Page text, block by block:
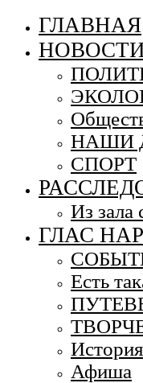
ГЛАВНАЯ
НАШИ
СПОРТ
Из зала
ГЛАС
Есть
Афиша